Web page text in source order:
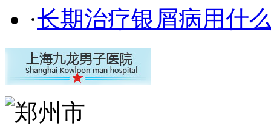
·长期治疗银屑病用什